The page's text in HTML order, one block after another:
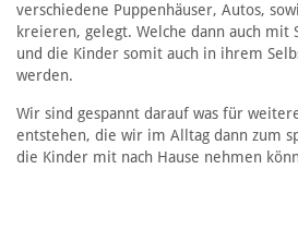
verschiedene Puppenhäuser, Autos,
kreieren, gelegt. Welche dann auch mit
und die Kinder somit auch in ihrem
werden.
Wir sind gespannt darauf was für
entstehen, die wir im Alltag dann zum
die Kinder mit nach Hause nehmen